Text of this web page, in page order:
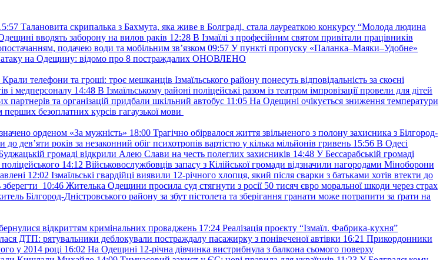
Талановита скрипалька з Бахмута, яка живе в Болграді, стала лауреаткою конкурсу “Молода людина
вводять заборону на вилов раків 12:28 В Ізмаїлі з професійним святом привітали працівників
подачею води та мобільним звʼязком 09:57 У пункті пропуску «Паланка–Маяки–Удобне»
атаку на Одещину: відомо про 8 постраждалих ОНОВЛЕНО
Крали телефони та гроші: троє мешканців Ізмаїльського району понесуть відповідальність за скоєні
і медперсоналу 14:48 В Ізмаїльському районі поліцейські разом із театром імпровізації провели для дітей
партнерів та організацій придбали шкільний автобус 11:05 На Одещині очікується зниження температури
безоплатних курсів гагаузької мови
орденом «За мужність» 18:00 Трагічно обірвалося життя звільненого з полону захисника з Білгород-
дев’яти років за незаконний обіг психотропів вартістю у кілька мільйонів гривень 15:56 В Одесі
громаді відкрили Алею Слави на честь полеглих захисників 14:48 У Бессарабській громаді
14:12 Військовослужбовців запасу з Кілійської громади відзначили нагородами Міноборони
12:02 Ізмаїльські гвардійці виявили 12-річного хлопця, який після сварки з батьками хотів втекти до
10:46 Жителька Одещини просила суд стягнути з росії 50 тисяч євро моральної шкоди через страх
Білгород-Дністровського району за збут пістолета та зберігання гранати може потрапити за ґрати на
відкриттям кримінальних проваджень 17:24 Реалізація проєкту “Ізмаїл. Фабрика-кухня”
ДТП: рятувальники деблокували постраждалу пасажирку з понівеченої автівки 16:21 Прикордонники
у 2014 році 16:02 На Одещині 12-річна дівчинка вистрибнула з балкона сьомого поверху